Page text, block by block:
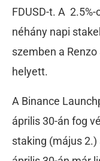
FDUSD-t. A
néhány napi
szemben a
helyett.
A Binance
április 30-án fog
staking (május